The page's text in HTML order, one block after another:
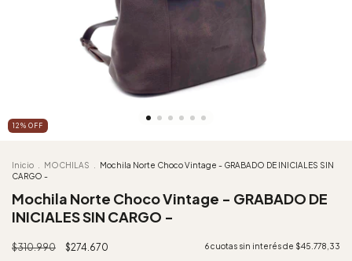
12 % OFF
Inicio MOCHILAS
Mochila Norte Choco Vintage - GRABADO DE INICIALES SIN
CARGO -
Mochila Norte Choco Vintage - GRABADO DE
INICIALES SIN CARGO -
$310.990 $274.670 6cuotas sin interés de $45.778,33